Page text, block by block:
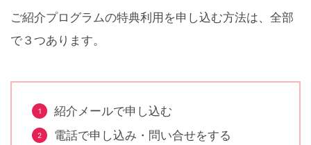
ご紹介プログラムの特典利用を申し込む方法は、全部
で３つあります。
紹介メールで申し込む
電話で申し込み・問い合せをする